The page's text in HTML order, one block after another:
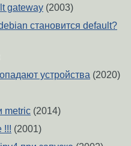
gateway (2003)
становится default?
устройства (2020)
metric (2014)
!!! (2001)